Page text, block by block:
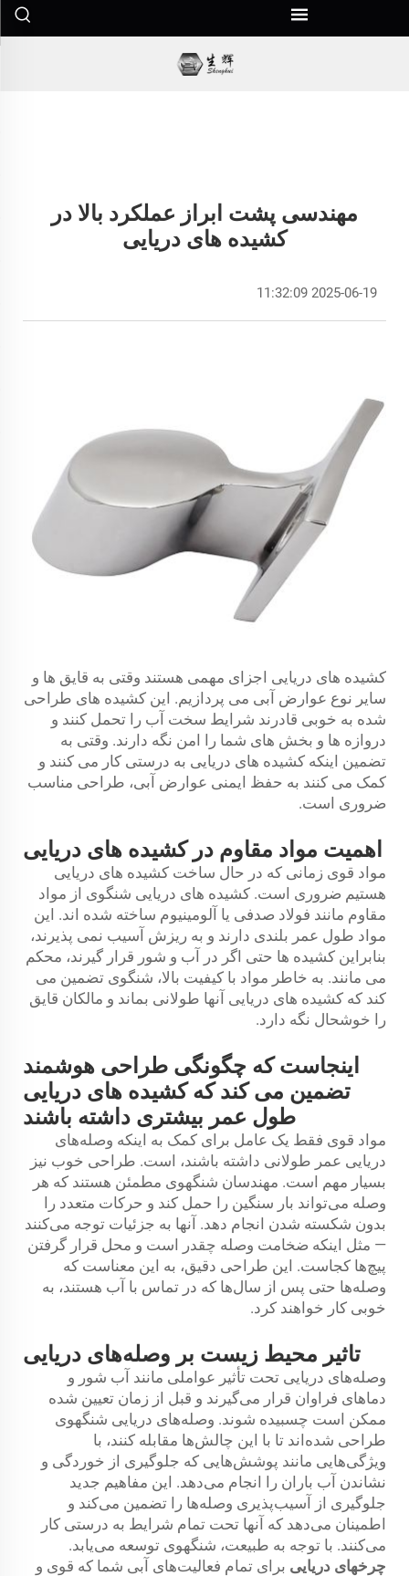
مهندسی پشت ابراز عملکرد بالا در
کشیده های دریایی
2025-06-19 11:32:09
کشیده های دریایی اجزای مهمی هستند وقتی به قایق ها و
سایر نوع عوارض آبی می پردازیم. این کشیده های طراحی
شده به خوبی قادرند شرایط سخت آب را تحمل کنند و
دروازه ها و بخش های شما را امن نگه دارند. وقتی به
تضمین اینکه کشیده های دریایی به درستی کار می کنند و
کمک می کنند به حفظ ایمنی عوارض آبی، طراحی مناسب
ضروری است.
اهمیت مواد مقاوم در کشیده های دریایی
مواد قوی زمانی که در حال ساخت کشیده های دریایی
هستیم ضروری است. کشیده های دریایی شنگوی از مواد
مقاوم مانند فولاد صدفی یا آلومینیوم ساخته شده اند. این
مواد طول عمر بلندی دارند و به ریزش آسیب نمی پذیرند،
بنابراین کشیده ها حتی اگر در آب و شور قرار گیرند، محکم
می مانند. به خاطر مواد با کیفیت بالا، شنگوی تضمین می
کند که کشیده های دریایی آنها طولانی بماند و مالکان قایق
را خوشحال نگه دارد.
اینجاست که چگونگی طراحی هوشمند
تضمین می کند که کشیده های دریایی
طول عمر بیشتری داشته باشند
مواد قوی فقط یک عامل برای کمک به اینکه وصله‌های
دریایی عمر طولانی داشته باشند، است. طراحی خوب نیز
بسیار مهم است. مهندسان شنگهوی مطمئن هستند که هر
وصله می‌تواند بار سنگین را حمل کند و حرکات متعدد را
بدون شکسته شدن انجام دهد. آنها به جزئیات توجه می‌کنند
— مثل اینکه ضخامت وصله چقدر است و محل قرار گرفتن
پیچ‌ها کجاست. این طراحی دقیق، به این معناست که
وصله‌ها حتی پس از سال‌ها که در تماس با آب هستند، به
خوبی کار خواهند کرد.
تاثیر محیط زیست بر وصله‌های دریایی
وصله‌های دریایی تحت تأثیر عواملی مانند آب شور و
دماهای فراوان قرار می‌گیرند و قبل از زمان تعیین شده
ممکن است چسبیده شوند. وصله‌های دریایی شنگهوی
طراحی شده‌اند تا با این چالش‌ها مقابله کنند، با
ویژگی‌هایی مانند پوشش‌هایی که جلوگیری از خوردگی و
نشاندن آب باران را انجام می‌دهد. این مفاهیم جدید
جلوگیری از آسیب‌پذیری وصله‌ها را تضمین می‌کند و
اطمینان می‌دهد که آنها تحت تمام شرایط به درستی کار
می‌کنند. با توجه به طبیعت، شنگهوی توسعه می‌یابد.
چرخهای دریایی برای تمام فعالیت‌های آبی شما که قوی و